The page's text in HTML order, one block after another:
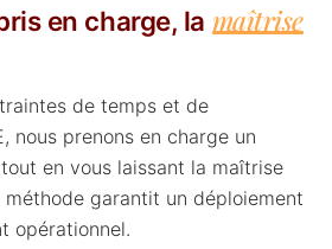
en charge, la maîtrise
de temps et de
nous prenons en charge un
en vous laissant la maîtrise
méthode garantit un déploiement
opérationnel.